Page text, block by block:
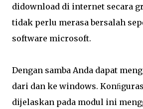
didownload di internet secara
tidak perlu merasa bersalah
software microsoft.
Dengan samba Anda dapat
dari dan ke windows.
dijelaskan pada modul ini